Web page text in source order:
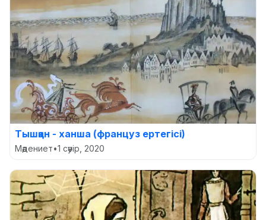
Тышқан - ханша (француз ертегісі)
Мәдениет•1 сәуір, 2020